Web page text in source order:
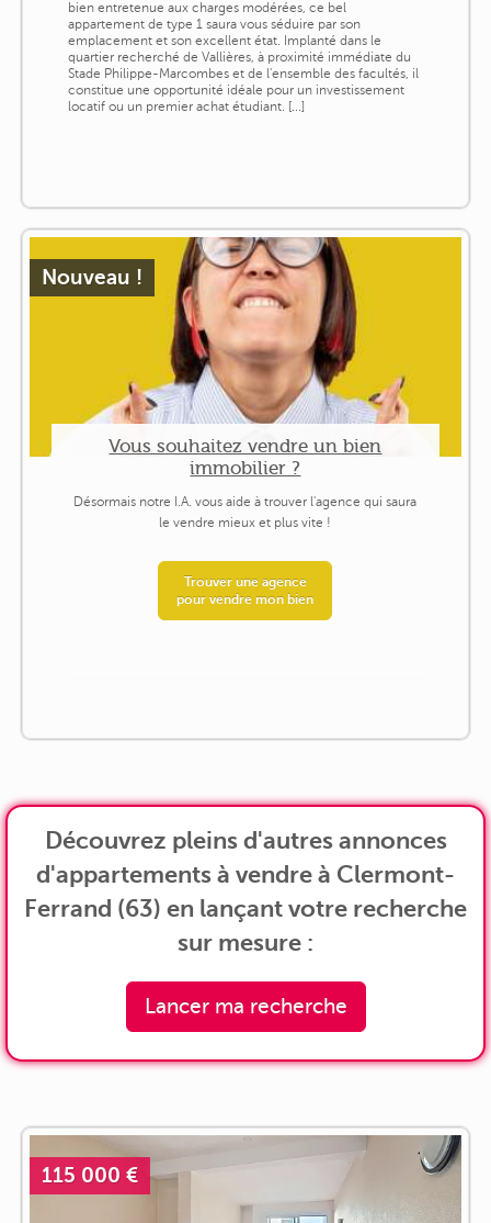
bien entretenue aux charges modérées, ce bel
appartement de type 1 saura vous séduire par son
emplacement et son excellent état. Implanté dans le
quartier recherché de Vallières, à proximité immédiate du
Stade Philippe-Marcombes et de l'ensemble des facultés, il
constitue une opportunité idéale pour un investissement
locatif ou un premier achat étudiant. [...]
Nouveau !
Vous souhaitez vendre un bien
immobilier ?
Désormais notre I.A. vous aide à trouver l'agence qui saura
le vendre mieux et plus vite !
Trouver une agence
pour vendre mon bien
Découvrez pleins d'autres annonces
d'appartements à vendre à Clermont-
Ferrand (63) en lançant votre recherche
sur mesure :
Lancer ma recherche
115 000 €